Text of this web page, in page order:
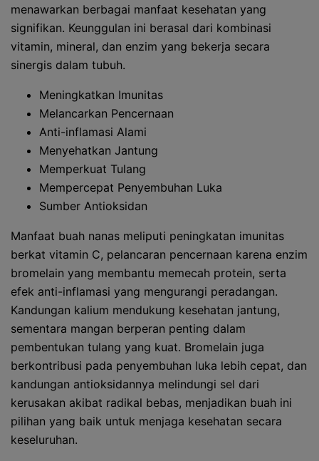
menawarkan berbagai manfaat kesehatan yang
signifikan. Keunggulan ini berasal dari kombinasi
vitamin, mineral, dan enzim yang bekerja secara
sinergis dalam tubuh.
Meningkatkan Imunitas
Melancarkan Pencernaan
Anti-inflamasi Alami
Menyehatkan Jantung
Memperkuat Tulang
Mempercepat Penyembuhan Luka
Sumber Antioksidan
Manfaat buah nanas meliputi peningkatan imunitas
berkat vitamin C, pelancaran pencernaan karena enzim
bromelain yang membantu memecah protein, serta
efek anti-inflamasi yang mengurangi peradangan.
Kandungan kalium mendukung kesehatan jantung,
sementara mangan berperan penting dalam
pembentukan tulang yang kuat. Bromelain juga
berkontribusi pada penyembuhan luka lebih cepat, dan
kandungan antioksidannya melindungi sel dari
kerusakan akibat radikal bebas, menjadikan buah ini
pilihan yang baik untuk menjaga kesehatan secara
keseluruhan.